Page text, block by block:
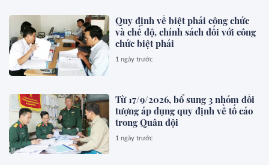
Quy định về biệt phái công chức
và chế độ, chính sách đối với công
chức biệt phái
1 ngày trước
Từ 17/9/2026, bổ sung 3 nhóm đối
tượng áp dụng quy định về tố cáo
trong Quân đội
1 ngày trước